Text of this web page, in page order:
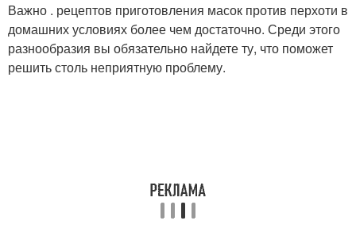
Важно . рецептов приготовления масок против перхоти в
домашних условиях более чем достаточно. Среди этого
разнообразия вы обязательно найдете ту, что поможет
решить столь неприятную проблему.